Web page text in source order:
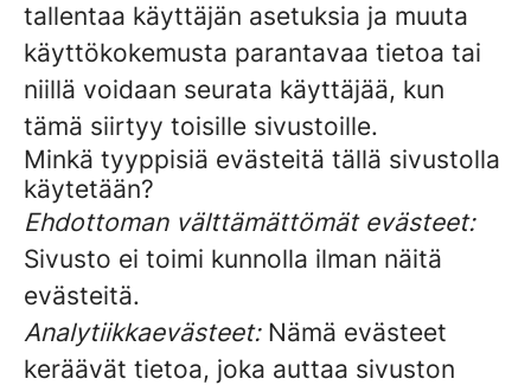
tallentaa käyttäjän asetuksia ja muuta
käyttökokemusta parantavaa tietoa tai
niillä voidaan seurata käyttäjää, kun
tämä siirtyy toisille sivustoille.
Minkä tyyppisiä evästeitä tällä sivustolla
käytetään?
Ehdottoman välttämättömät evästeet:
Sivusto ei toimi kunnolla ilman näitä
evästeitä.
Analytiikkaevästeet:Nämä evästeet
keräävät tietoa, joka auttaa sivuston